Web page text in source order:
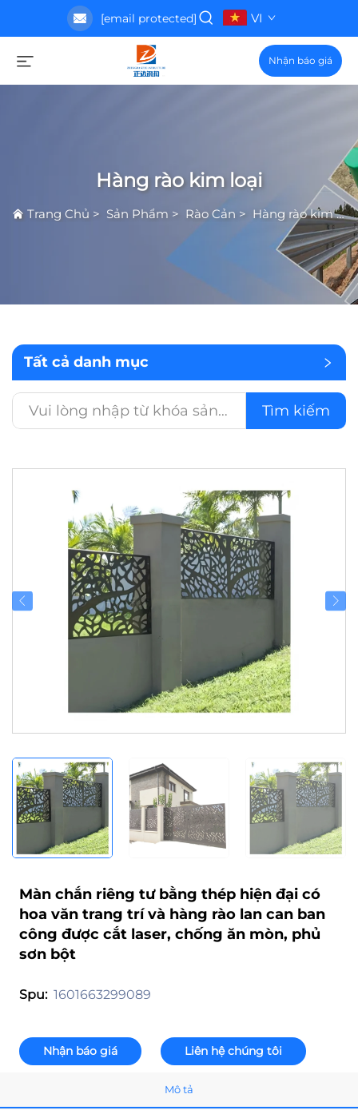
[email protected] VI
Nhận báo giá
Hàng rào kim loại
Trang Chủ > Sản Phẩm > Rào Cản > Hàng rào kim loại
Tất cả danh mục
Tìm kiếm
Màn chắn riêng tư bằng thép hiện đại có
hoa văn trang trí và hàng rào lan can ban
công được cắt laser, chống ăn mòn, phủ
sơn bột
Spu: 1601663299089
Nhận báo giá Liên hệ chúng tôi
Mô tả